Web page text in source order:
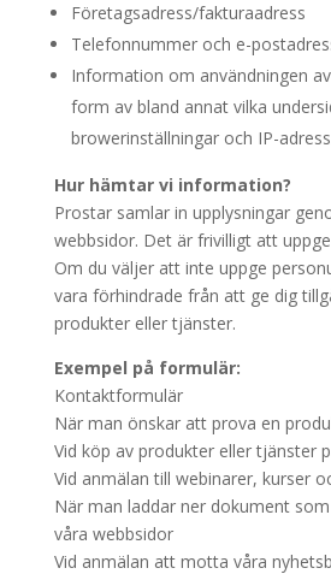
Företagsadress/fakturaadress
Telefonnummer och e-
Information om användningen
form av bland annat vilka
browerinställningar och IP-
Hur hämtar vi information?
Prostar samlar in upplysningar
webbsidor. Det är frivilligt att
Om du väljer att inte uppge
vara förhindrade från att ge dig
produkter eller tjänster.
Exempel på formulär:
Kontaktformulär
När man önskar att prova en
Vid köp av produkter eller tjänster
Vid anmälan till webinarer, kurser
När man laddar ner dokument
våra webbsidor
Vid anmälan att motta våra